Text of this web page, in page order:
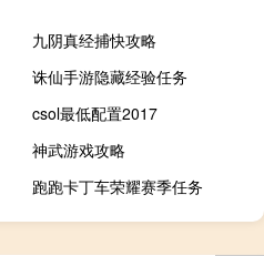
九阴真经捕快攻略
诛仙手游隐藏经验任务
csol最低配置2017
神武游戏攻略
跑跑卡丁车荣耀赛季任务